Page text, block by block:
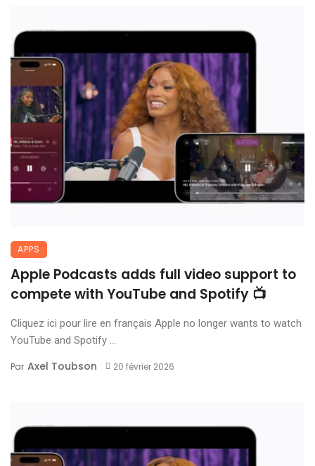
APPS
Apple Podcasts adds full video support to
compete with YouTube and Spotify 📺
Cliquez ici pour lire en français Apple no longer wants to watch
YouTube and Spotify ...
Par Axel Toubson 20 février 2026